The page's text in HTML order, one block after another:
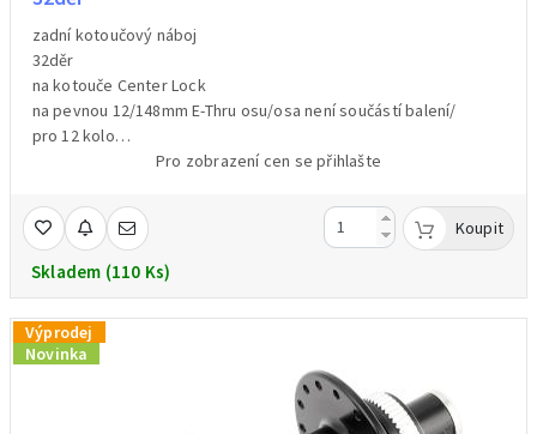
zadní kotoučový náboj
32děr
na kotouče Center Lock
na pevnou 12/148mm E-Thru osu/osa není součástí balení/
pro 12 kolo
ořech pro kazety Shimano MicroSpine 12kolo
433g
Pro zobrazení cen se přihlašte
Skladem (110 Ks)
Koupit
Výprodej
Novinka